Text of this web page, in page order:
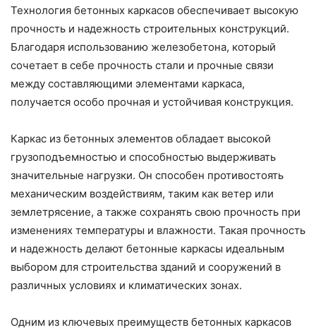
Технология бетонных каркасов обеспечивает высокую
прочность и надежность строительных конструкций.
Благодаря использованию железобетона, который
сочетает в себе прочность стали и прочные связи
между составляющими элементами каркаса,
получается особо прочная и устойчивая конструкция.
Каркас из бетонных элементов обладает высокой
грузоподъемностью и способностью выдерживать
значительные нагрузки. Он способен противостоять
механическим воздействиям, таким как ветер или
землетрясение, а также сохранять свою прочность при
изменениях температуры и влажности. Такая прочность
и надежность делают бетонные каркасы идеальным
выбором для строительства зданий и сооружений в
различных условиях и климатических зонах.
Одним из ключевых преимуществ бетонных каркасов